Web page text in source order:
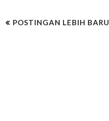
POSTINGAN LEBIH BARU